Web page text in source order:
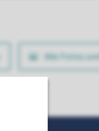
Alle Fotos